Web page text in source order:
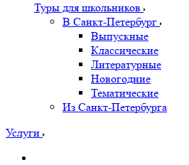
Туры для школьников
В Санкт-Петербург
Выпускные
Классические
Литературные
Новогодние
Тематические
Из Санкт-Петербурга
Услуги